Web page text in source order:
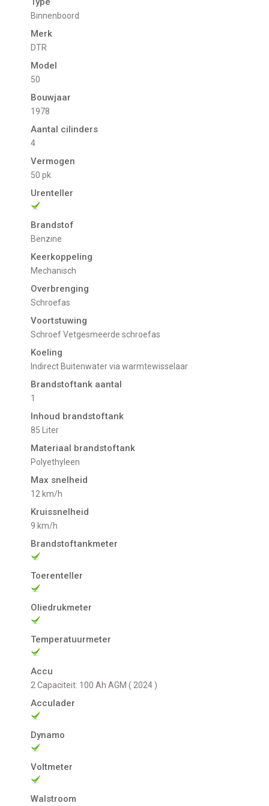
Binnenboord
Merk
DTR
Model
50
Bouwjaar
1978
Aantal cilinders
4
Vermogen
50 pk
Urenteller
Brandstof
Benzine
Keerkoppeling
mechanisch
Overbrenging
Schroefas
Voortstuwing
schroef Vetgesmeerde schroefas
Koeling
indirect Buitenwater via warmtewisselaar
Brandstoftank aantal
1
Inhoud brandstoftank
85 Liter
Materiaal brandstoftank
Polyethyleen
Max snelheid
12 km/h
Kruissnelheid
9 km/h
Brandstoftankmeter
Toerenteller
Oliedrukmeter
Temperatuurmeter
Accu
2 Capaciteit: 100 Ah AGM ( 2024 )
Acculader
Dynamo
Voltmeter
Walstroom